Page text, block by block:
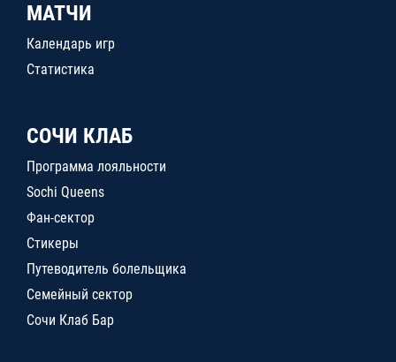
МАТЧИ
Календарь игр
Статистика
СОЧИ КЛАБ
Программа лояльности
Sochi Queens
Фан-сектор
Стикеры
Путеводитель болельщика
Семейный сектор
Сочи Клаб Бар